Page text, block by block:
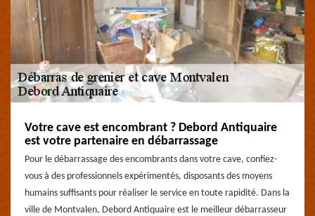
Votre cave est encombrant ? Debord Antiquaire
est votre partenaire en débarrassage
Pour le débarrassage des encombrants dans votre cave, confiez-
vous à des professionnels expérimentés, disposants des moyens
humains suffisants pour réaliser le service en toute rapidité. Dans la
ville de Montvalen, Debord Antiquaire est le meilleur débarrasseur